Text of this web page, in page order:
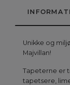
Unikke og
Majvillan!
Tapeterne er
tapetsere,